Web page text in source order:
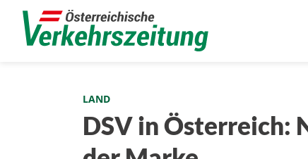
LAND
DSV in Österreich: